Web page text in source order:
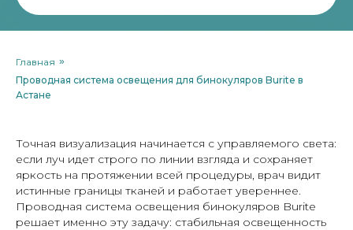
Главная »
Проводная система освещения для бинокуляров Burite в
Астане
Точная визуализация начинается с управляемого света:
если луч идет строго по линии взгляда и сохраняет
яркость на протяжении всей процедуры, врач видит
истинные границы тканей и работает увереннее.
Проводная система освещения бинокуляров Burite
решает именно эту задачу: стабильная освещенность